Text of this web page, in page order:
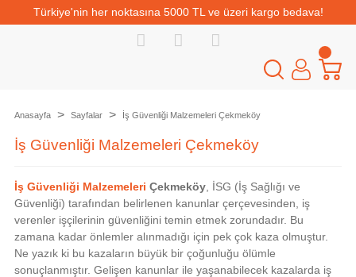
Türkiye'nin her noktasına 5000 TL ve üzeri kargo bedava!
Anasayfa Sayfalar İş Güvenliği Malzemeleri Çekmeköy
İş Güvenliği Malzemeleri Çekmeköy
İş Güvenliği Malzemeleri Çekmeköy , İSG (İş Sağlığı ve
Güvenliği) tarafından belirlenen kanunlar çerçevesinden, iş
verenler işçilerinin güvenliğini temin etmek zorundadır. Bu
zamana kadar önlemler alınmadığı için pek çok kaza olmuştur.
Ne yazık ki bu kazaların büyük bir çoğunluğu ölümle
sonuçlanmıştır. Gelişen kanunlar ile yaşanabilecek kazalarda iş